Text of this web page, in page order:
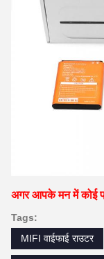
अगर आपके मन में कोई
Tags:
MIFI वाईफाई राउटर